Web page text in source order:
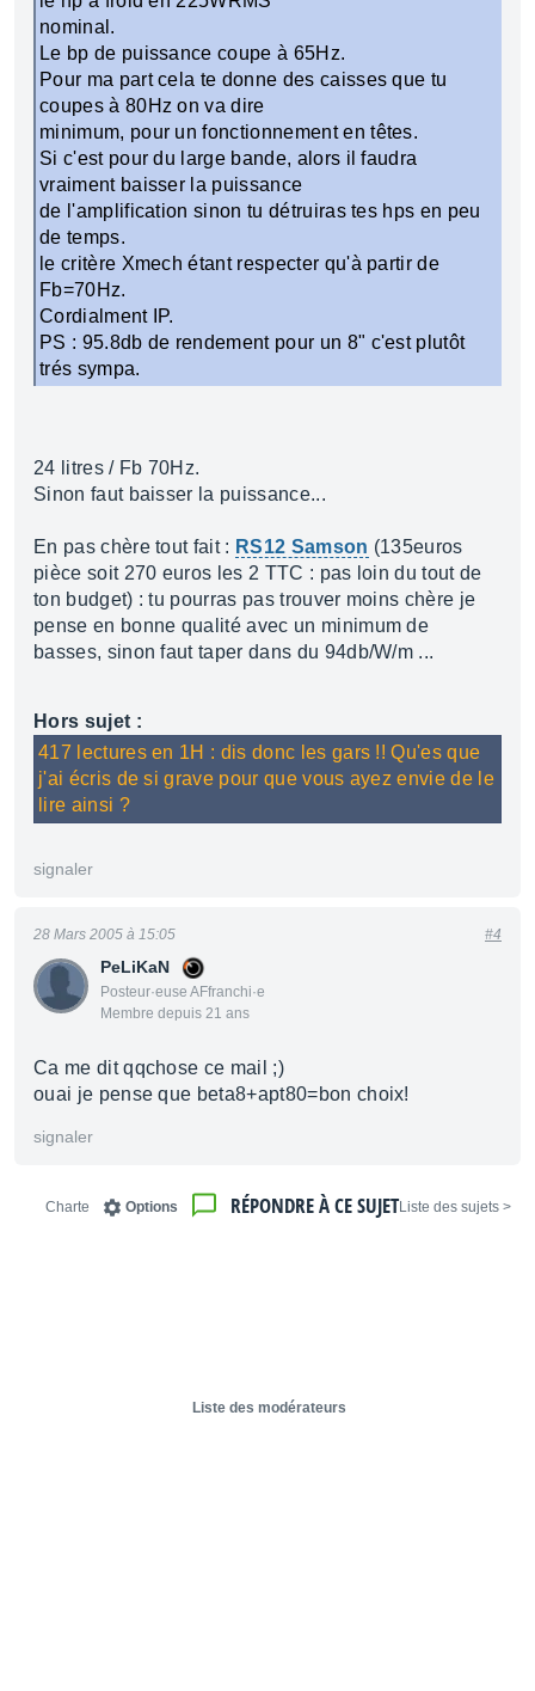
nominal.
Le bp de puissance coupe à 65Hz.
Pour ma part cela te donne des caisses que tu
coupes à 80Hz on va dire
minimum, pour un fonctionnement en têtes.
Si c'est pour du large bande, alors il faudra
vraiment baisser la puissance
de l'amplification sinon tu détruiras tes hps en peu
de temps.
le critère Xmech étant respecter qu'à partir de
Fb=70Hz.
Cordialment IP.
PS : 95.8db de rendement pour un 8" c'est plutôt
trés sympa.
24 litres / Fb 70Hz.
Sinon faut baisser la puissance...
En pas chère tout fait : RS12 Samson (135euros
pièce soit 270 euros les 2 TTC : pas loin du tout de
ton budget) : tu pourras pas trouver moins chère je
pense en bonne qualité avec un minimum de
basses, sinon faut taper dans du 94db/W/m ...
Hors sujet :
417 lectures en 1H : dis donc les gars !! Qu'es que
j'ai écris de si grave pour que vous ayez envie de le
lire ainsi ?
signaler
PeLiKaN
Posteur·euse AFfranchi·e
Membre depuis 21 ans
28 Mars 2005 à 15:05 #4
Ca me dit qqchose ce mail ;)
ouai je pense que beta8+apt80=bon choix!
signaler
< Liste des sujets
RÉPONDRE À CE SUJET
Options
Charte
Liste des modérateurs